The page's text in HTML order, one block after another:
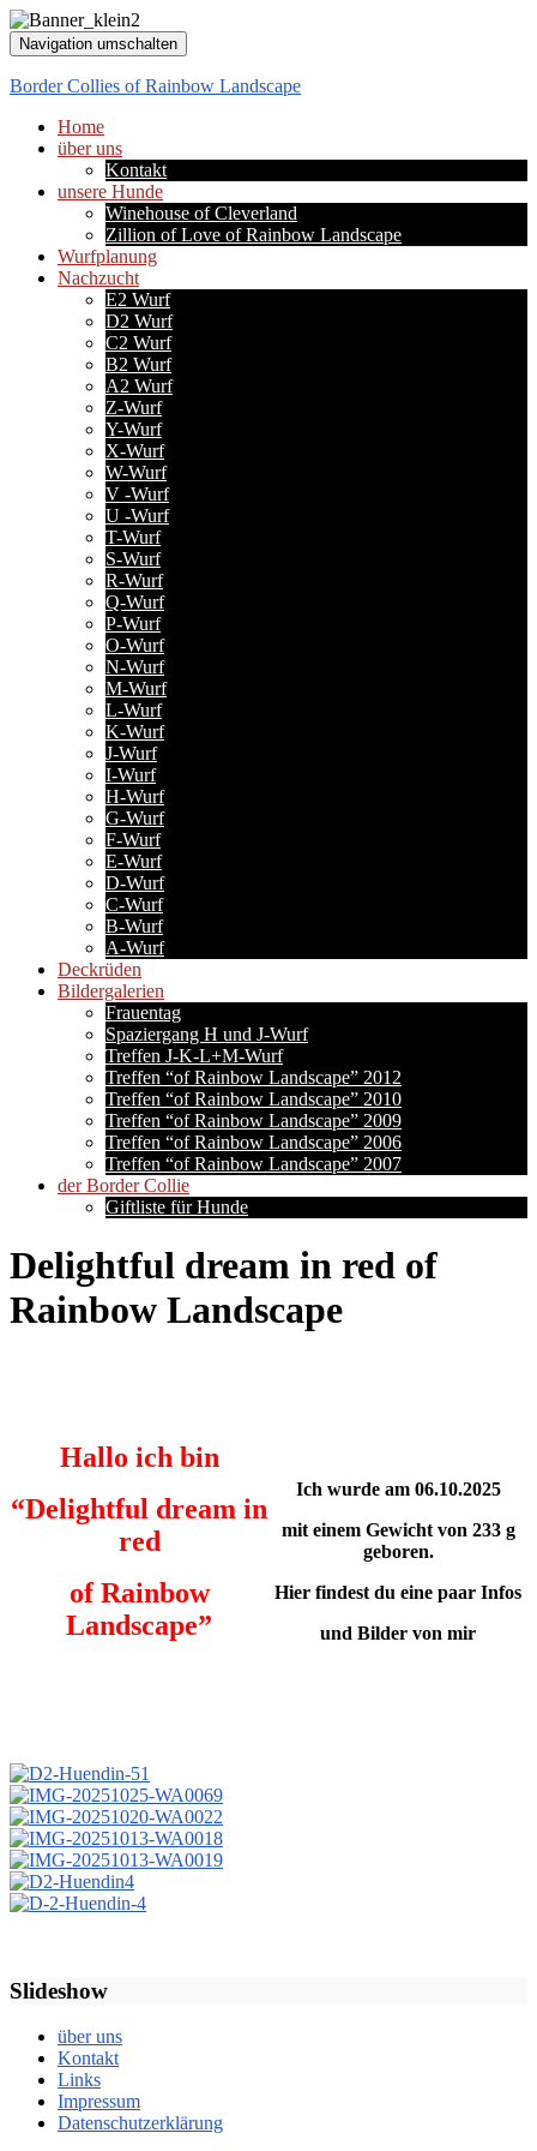
Navigation umschalten
Border Collies of Rainbow Landscape
Home
über uns
Kontakt
unsere Hunde
Winehouse of Cleverland
Zillion of Love of Rainbow Landscape
Wurfplanung
Nachzucht
E2 Wurf
D2 Wurf
C2 Wurf
B2 Wurf
A2 Wurf
Z-Wurf
Y-Wurf
X-Wurf
W-Wurf
V -Wurf
U -Wurf
T-Wurf
S-Wurf
R-Wurf
Q-Wurf
P-Wurf
O-Wurf
N-Wurf
M-Wurf
L-Wurf
K-Wurf
J-Wurf
I-Wurf
H-Wurf
G-Wurf
F-Wurf
E-Wurf
D-Wurf
C-Wurf
B-Wurf
A-Wurf
Deckrüden
Bildergalerien
Frauentag
Spaziergang H und J-Wurf
Treffen J-K-L+M-Wurf
Treffen “of Rainbow Landscape” 2012
Treffen “of Rainbow Landscape” 2010
Treffen “of Rainbow Landscape” 2009
Treffen “of Rainbow Landscape” 2006
Treffen “of Rainbow Landscape” 2007
der Border Collie
Giftliste für Hunde
Delightful dream in red of
Rainbow Landscape
Hallo ich bin
“Delightful dream in
red
of Rainbow
Landscape”
Ich wurde am 06.10.2025
mit einem Gewicht von 233 g
geboren.
Hier findest du eine paar Infos
und Bilder von mir
Slideshow
über uns
Kontakt
Links
Impressum
Datenschutzerklärung